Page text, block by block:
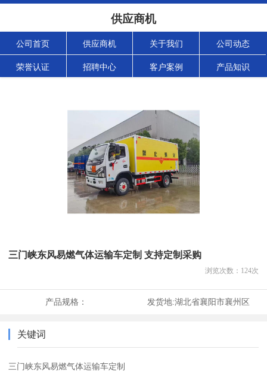
供应商机
公司首页 供应商机 关于我们 公司动态
荣誉认证 招聘中心 客户案例 产品知识
三门峡东风易燃气体运输车定制 支持定制采购
浏览次数： 124次
产品规格： 发货地:湖北省襄阳市襄州区
关键词
三门峡东风易燃气体运输车定制